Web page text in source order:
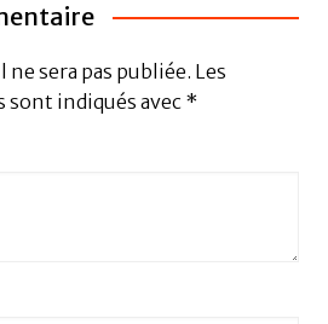
sera pas publiée. Les
indiqués avec *